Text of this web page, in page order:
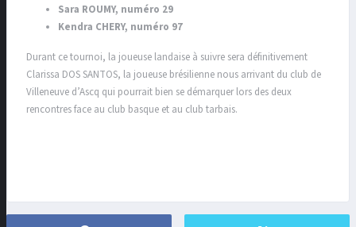
Sara ROUMY, numéro 29
Kendra CHERY, numéro 97
Durant ce tournoi, la joueuse landaise à suivre sera définitivement
Clarissa DOS SANTOS, la joueuse brésilienne nous arrivant du club de
Villeneuve d’Ascq qui pourrait bien se démarquer lors des deux
rencontres face au club basque et au club tarbais.